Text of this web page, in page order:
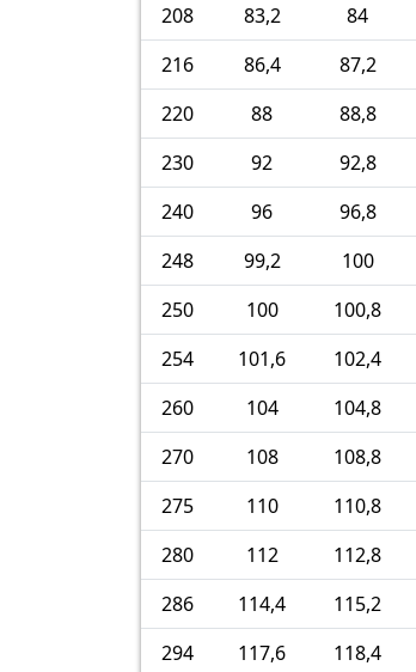
208
83,2 84
216
86,4 87,2
220
88 88,8
230
92 92,8
240
96 96,8
248
99,2 100
250
100 100,8
254
101,6 102,4
260
104 104,8
270
108 108,8
275
110 110,8
280
112 112,8
286
114,4 115,2
294
117,6 118,4